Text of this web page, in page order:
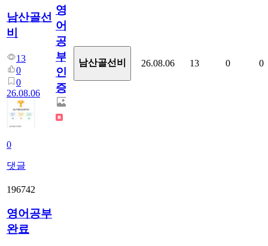
남산골선
비
13
0
0
26.08.06
0
댓글
영
어
공
부
인
증
남산골선비 26.08.06 13 0 0
196742
영어공부
완료